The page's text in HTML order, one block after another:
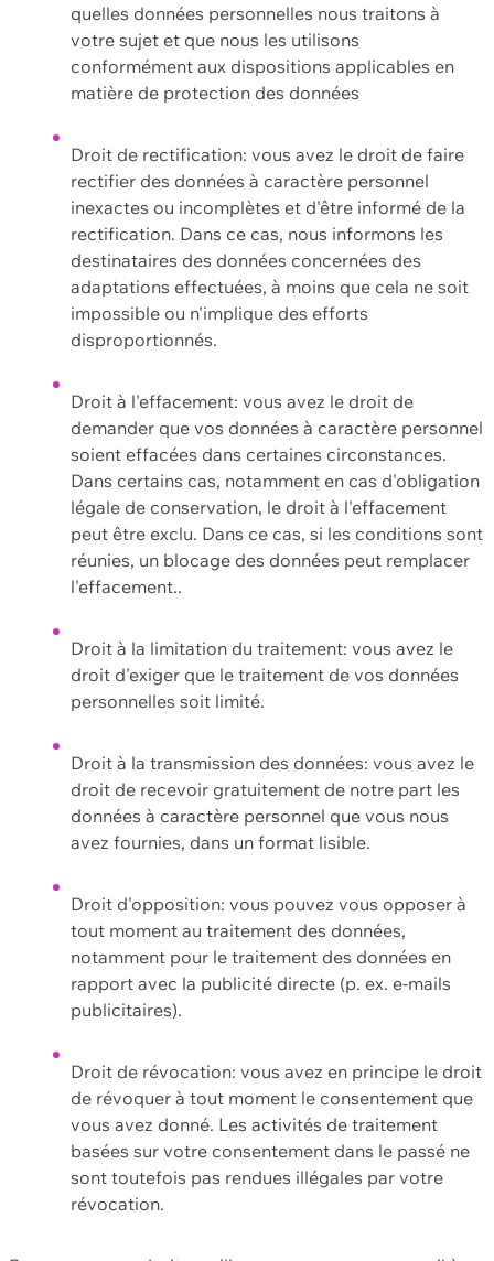
quelles données personnelles nous traitons à
votre sujet et que nous les utilisons
conformément aux dispositions applicables en
matière de protection des données
Droit de rectification: vous avez le droit de faire
rectifier des données à caractère personnel
inexactes ou incomplètes et d'être informé de la
rectification. Dans ce cas, nous informons les
destinataires des données concernées des
adaptations effectuées, à moins que cela ne soit
impossible ou n'implique des efforts
disproportionnés.
Droit à l'effacement: vous avez le droit de
demander que vos données à caractère personnel
soient effacées dans certaines circonstances.
Dans certains cas, notamment en cas d'obligation
légale de conservation, le droit à l'effacement
peut être exclu. Dans ce cas, si les conditions sont
réunies, un blocage des données peut remplacer
l'effacement..
Droit à la limitation du traitement: vous avez le
droit d'exiger que le traitement de vos données
personnelles soit limité.
Droit à la transmission des données: vous avez le
droit de recevoir gratuitement de notre part les
données à caractère personnel que vous nous
avez fournies, dans un format lisible.
Droit d'opposition: vous pouvez vous opposer à
tout moment au traitement des données,
notamment pour le traitement des données en
rapport avec la publicité directe (p. ex. e-mails
publicitaires).
Droit de révocation: vous avez en principe le droit
de révoquer à tout moment le consentement que
vous avez donné. Les activités de traitement
basées sur votre consentement dans le passé ne
sont toutefois pas rendues illégales par votre
révocation.